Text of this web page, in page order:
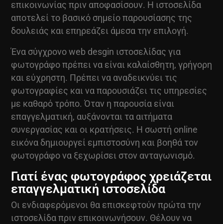
επικοινωνίας πριν αποφασίσουν. Η ιστοσελίδα
αποτελεί το βασικό σημείο παρουσίασης της
δουλειάς και επηρεάζει άμεσα την επιλογή.
Ένα σύγχρονοweb desgin ιστοσελίδας για
φωτογράφο πρέπει να είναι καλαίσθητη, γρήγορη
και εύχρηστη. Πρέπει να αναδεικνύει τις
φωτογραφίες και να παρουσιάζει τις υπηρεσίες
με καθαρό τρόπο. Όταν η παρουσία είναι
επαγγελματική, αυξάνονται τα αιτήματα
συνεργασίας και οι κρατήσεις. Η σωστή online
εικόνα δημιουργεί εμπιστοσύνη και βοηθά τον
φωτογράφο να ξεχωρίσει στον ανταγωνισμό.
Γιατί ένας φωτογράφος χρειάζεται
επαγγελματική ιστοσελίδα
Οι ενδιαφερόμενοι θα επισκεφτούν πρώτα την
ιστοσελίδα πριν επικοινωνήσουν. Θέλουν να